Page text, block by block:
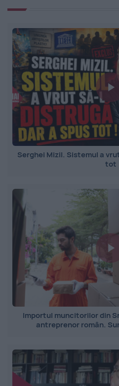
Serghei Mizil. Sistemul a
tot
Importul muncitorilor din
antreprenor român.